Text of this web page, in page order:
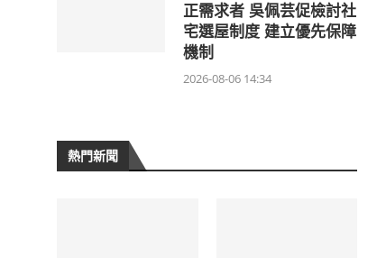
正需求者 吳佩芸促檢討社
宅選屋制度 建立優先保障
機制
2026-08-06 14:34
熱門新聞